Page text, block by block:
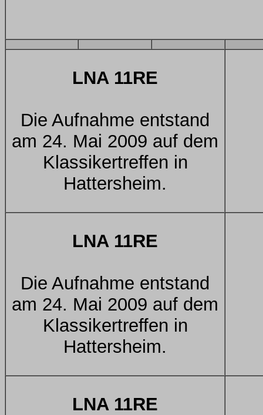
LNA 11RE
Die Aufnahme entstand
am 24. Mai 2009 auf dem
Klassikertreffen in
Hattersheim.
LNA 11RE
Die Aufnahme entstand
am 24. Mai 2009 auf dem
Klassikertreffen in
Hattersheim.
LNA 11RE